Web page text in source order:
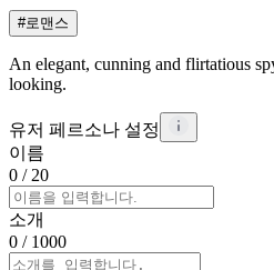
#로맨스
An elegant, cunning and flirtatious
looking.
유저 페르소나 설정
이름
0 / 20
소개
0 / 1000